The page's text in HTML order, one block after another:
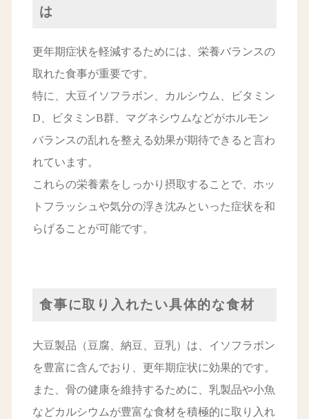
は
更年期症状を軽減するためには、栄養バランスの
取れた食事が重要です。
特に、大豆イソフラボン、カルシウム、ビタミン
D、ビタミンB群、マグネシウムなどがホルモン
バランスの乱れを整える効果が期待できると言わ
れています。
これらの栄養素をしっかり摂取することで、ホッ
トフラッシュや気分の浮き沈みといった症状を和
らげることが可能です。
食事に取り入れたい具体的な食材
大豆製品（豆腐、納豆、豆乳）は、イソフラボン
を豊富に含んでおり、更年期症状に効果的です。
また、骨の健康を維持するために、乳製品や小魚
などカルシウムが豊富な食材を積極的に取り入れ